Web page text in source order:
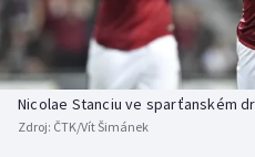
Basketbal
Biatlon
Boby a skeleton
Historické návraty
Aplikace ČT sport
AZ kvíz
Nicolae Stanciu ve sparťanském
Zdroj: ČTK/Vít Šimánek